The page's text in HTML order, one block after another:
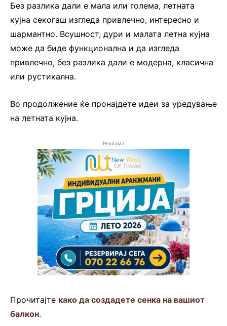
Без разлика дали е мала или голема, летната
кујна секогаш изгледа привлечно, интересно и
шармантно. Всушност, дури и малата летна кујна
може да биде функционална и да изгледа
привлечно, без разлика дали е модерна, класична
или рустикална.
Во продолжение ќе пронајдете идеи за уредување
на летната кујна.
Реклама
Прочитајте како да создадете сенка на вашиот
балкон.